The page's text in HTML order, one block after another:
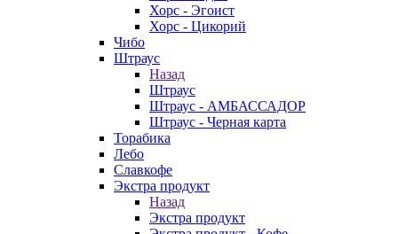
Хорс - Эгоист
Хорс - Цикорий
Чибо
Штраус
Назад
Штраус
Штраус - АМБАССАДОР
Штраус - Черная карта
Торабика
Лебо
Славкофе
Экстра продукт
Назад
Экстра продукт